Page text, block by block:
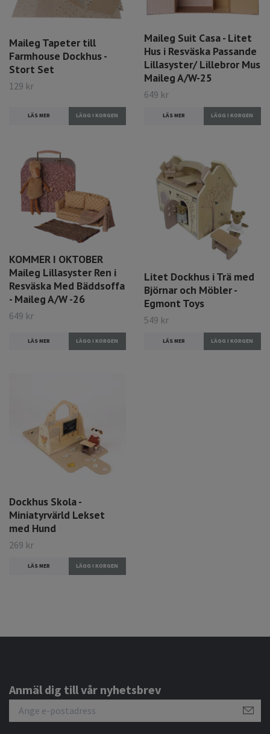
Maileg Tapeter till
Farmhouse Dockhus -
Stort Set
129 kr
LÄS MER
Maileg Suit Casa - Litet
Hus i Resväska Passande
Lillasyster/ Lillebror Mus
Maileg A/W-25
649 kr
LÄS MER
KOMMER I OKTOBER
Maileg Lillasyster Ren i
Resväska Med Bäddsoffa
- Maileg A/W -26
649 kr
LÄS MER
Litet Dockhus i Trä med
Björnar och Möbler -
Egmont Toys
549 kr
LÄS MER
Dockhus Skola -
Miniatyrvärld Lekset
med Hund
269 kr
LÄS MER
Anmäl dig till vår nyhetsbrev